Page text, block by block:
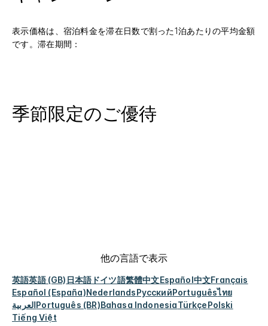
表示価格は、宿泊料金を滞在日数で割った1泊あたりの平均金額
です。滞在期間：
季節限定のご優待
他の言語で表示
英語英語 (GB) 日本語 ドイツ語繁體中文Español中文Français
Español (España)NederlandsРусскийPortuguêsไทย
العربيةPortuguês (BR)Bahasa IndonesiaTürkçePolski
Tiếng Việt